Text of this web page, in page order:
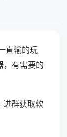
直输的玩
，有需要的
群获取软